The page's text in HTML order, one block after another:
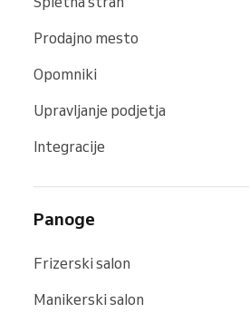
Prodajno mesto
Opomniki
Upravljanje podjetja
Integracije
Panoge
Frizerski salon
Manikerski salon